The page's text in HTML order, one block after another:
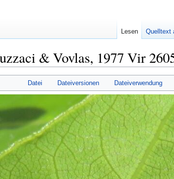
& Vovlas, 1977 Vir
Datei Dateiversionen Dateiverwendung
Lesen Quelltext